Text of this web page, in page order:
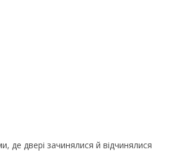
де двері зачинялися й відчинялися